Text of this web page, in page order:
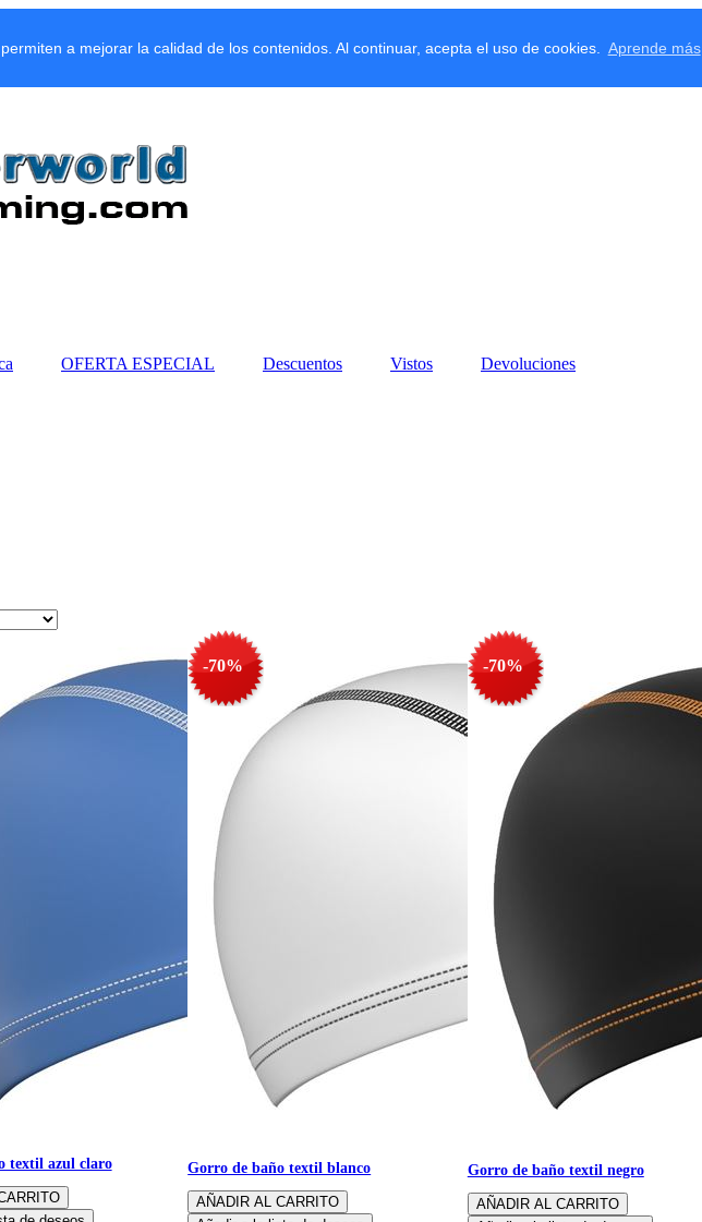
a mejorar la calidad de los contenidos. Al continuar, acepta el uso de cookies. Aprende más
OFERTA ESPECIAL Descuentos Vistos Devoluciones
textil azul claro
-70%
Gorro de baño textil blanco
-70%
Gorro de baño textil negro